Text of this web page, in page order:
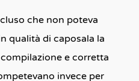
che non poteva
qualità di caposala la
e corretta
invece per